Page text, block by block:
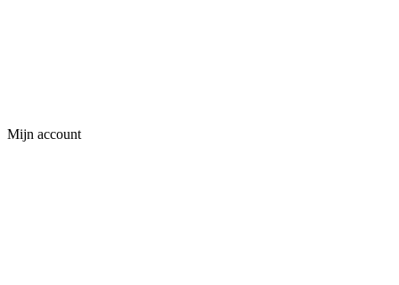
Mijn account